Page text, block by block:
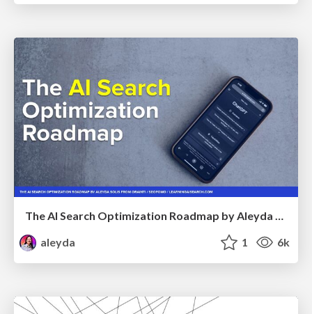
The AI Search Optimization Roadmap by Aleyda Solis
aleyda
1 6k